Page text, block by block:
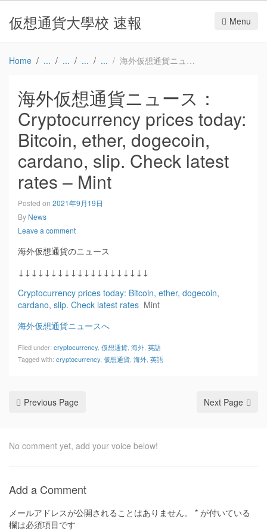
仮想通貨大學校 速報 Menu
Home 海外仮想通貨ニュース：Cryptocurrency prices today: Bitcoin, ether, dogecoin, cardano, slip. Check latest rates – Mint
海外仮想通貨ニュース：
Cryptocurrency prices today:
Bitcoin, ether, dogecoin,
cardano, slip. Check latest
rates – Mint
Posted on 2021年9月19日
By News
Leave a comment
海外仮想通貨のニュース
↓↓↓↓↓↓↓↓↓↓↓↓↓↓↓↓↓↓↓↓
Cryptocurrency prices today: Bitcoin, ether, dogecoin,
cardano, slip. Check latest rates Mint
海外仮想通貨ニュースへ
Filed under: cryptocurrency 仮想通貨 海外 英語
Tagged with: cryptocurrency 仮想通貨 海外 英語
Previous Page Next Page
No comment yet, add your voice below!
Add a Comment
メールアドレスが公開されることはありません。 * が付いている
欄は必須項目です